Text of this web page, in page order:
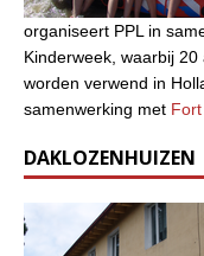
organiseert PPL in
Kinderweek, waarbij
worden verwend in
samenwerking met
DAKLOZENHUIZEN